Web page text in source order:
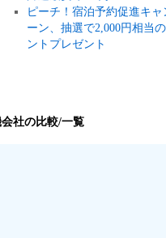
ピーチ！宿泊予約促進キャ
ーン、抽選で2,000円相当
ントプレゼント
社の比較/一覧